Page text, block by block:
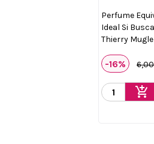
Perfume
Ideal Si
Thierry
-16%
add_shopping_cart